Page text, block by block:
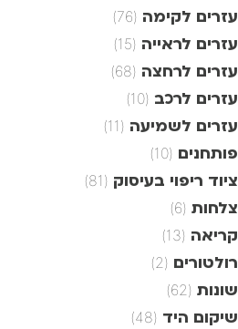
עזרים לקימה (76)
עזרים לראייה (15)
עזרים לרחצה (68)
עזרים לרכב (10)
עזרים לשמיעה (11)
פותחנים (10)
ציוד ריפוי בעיסוק (81)
צלחות (6)
קריאה (13)
רולטורים (2)
שונות (62)
שיקום היד (48)